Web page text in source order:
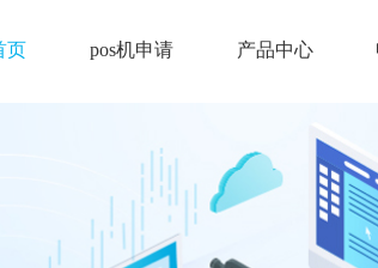
页 pos机申请 产品中心